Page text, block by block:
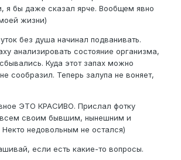
я бы даже сказал ярче. Вообщем явно
жизни)
без душа начинал подванивать.
анализировать состояние организма,
Куда этот запах можно
сообразил. Теперь залупа не воняет,
ЭТО КРАСИВО. Прислал фотку
своим бывшим, нынешним и
недовольным не остался)
если есть какие-то вопросы.